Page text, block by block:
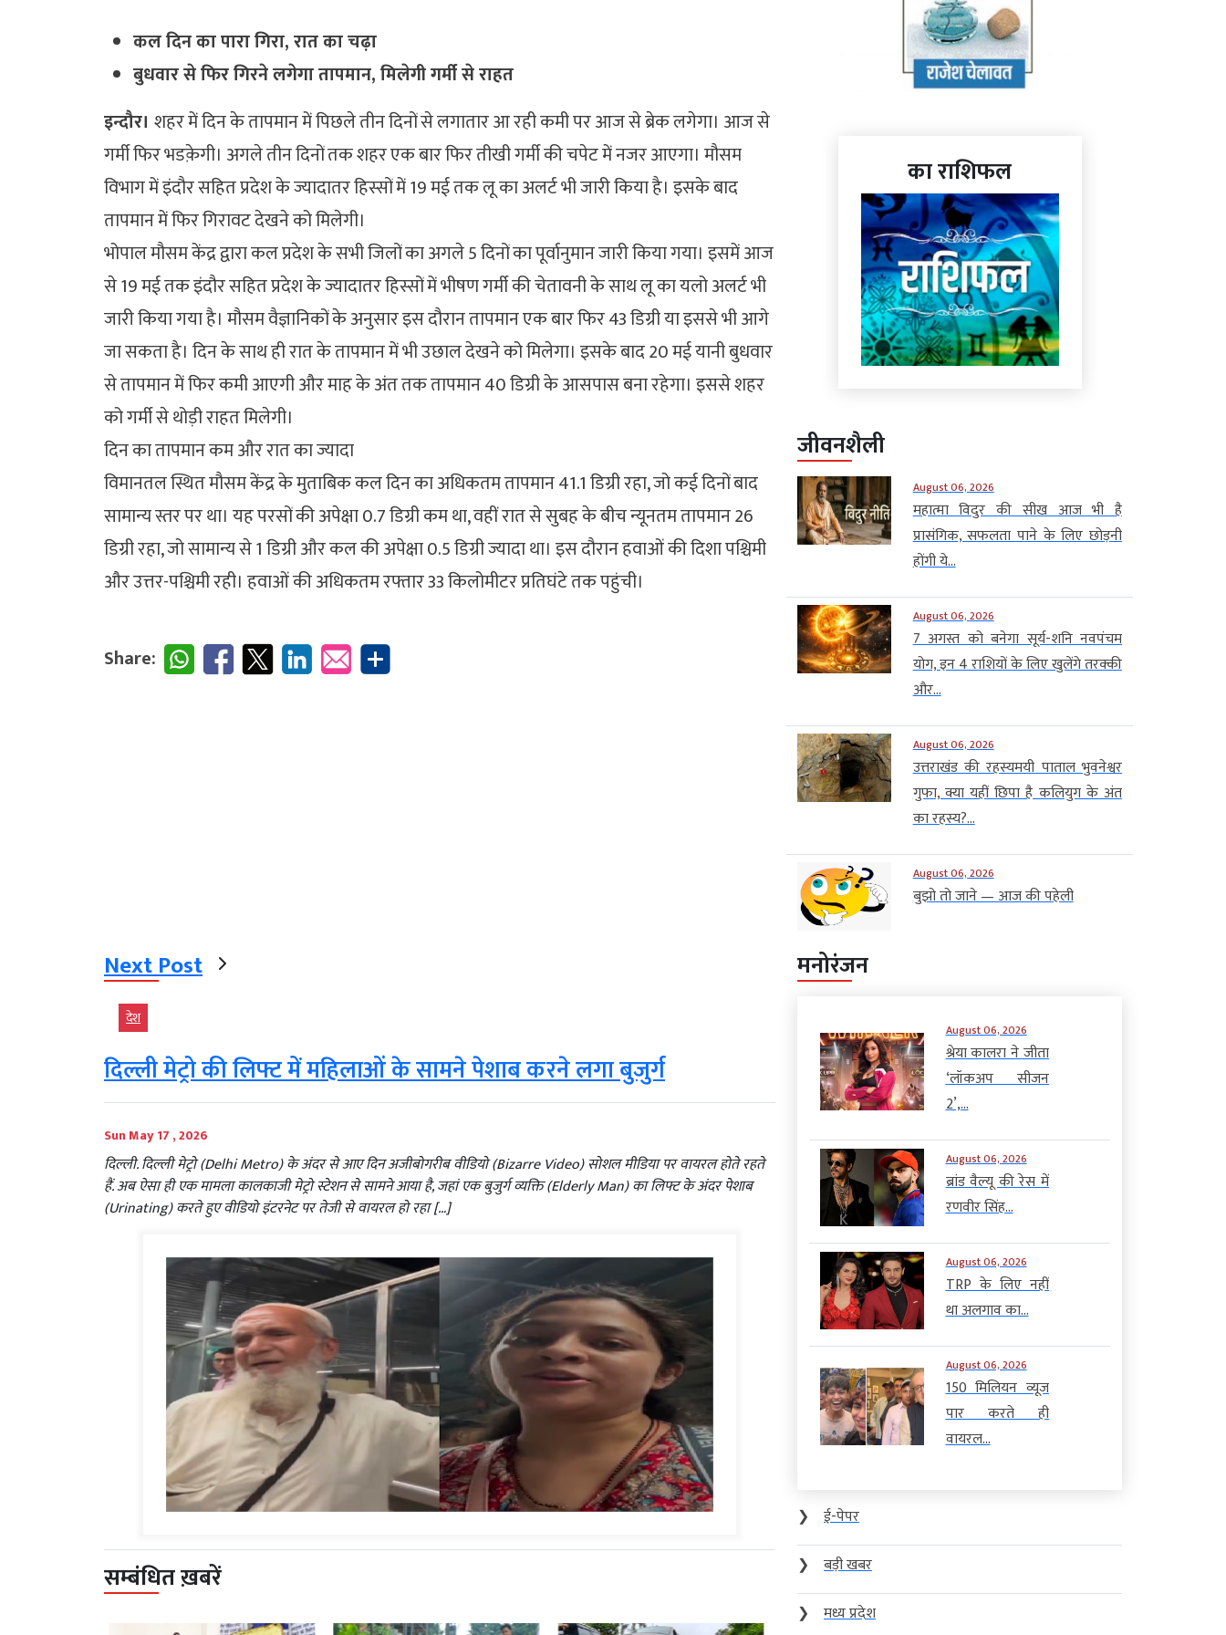
कल दिन का पारा गिरा, रात का चढ़ा
बुधवार से फिर गिरने लगेगा तापमान, मिलेगी गर्मी से राहत
इन्दौर। शहर में दिन के तापमान में पिछले तीन दिनों से लगातार आ रही कमी पर आज से ब्रेक लगेगा। आज से
गर्मी फिर भडक़ेगी। अगले तीन दिनों तक शहर एक बार फिर तीखी गर्मी की चपेट में नजर आएगा। मौसम
विभाग में इंदौर सहित प्रदेश के ज्यादातर हिस्सों में 19 मई तक लू का अलर्ट भी जारी किया है। इसके बाद
तापमान में फिर गिरावट देखने को मिलेगी।
भोपाल मौसम केंद्र द्वारा कल प्रदेश के सभी जिलों का अगले 5 दिनों का पूर्वानुमान जारी किया गया। इसमें आज
से 19 मई तक इंदौर सहित प्रदेश के ज्यादातर हिस्सों में भीषण गर्मी की चेतावनी के साथ लू का यलो अलर्ट भी
जारी किया गया है। मौसम वैज्ञानिकों के अनुसार इस दौरान तापमान एक बार फिर 43 डिग्री या इससे भी आगे
जा सकता है। दिन के साथ ही रात के तापमान में भी उछाल देखने को मिलेगा। इसके बाद 20 मई यानी बुधवार
से तापमान में फिर कमी आएगी और माह के अंत तक तापमान 40 डिग्री के आसपास बना रहेगा। इससे शहर
को गर्मी से थोड़ी राहत मिलेगी।
दिन का तापमान कम और रात का ज्यादा
विमानतल स्थित मौसम केंद्र के मुताबिक कल दिन का अधिकतम तापमान 41.1 डिग्री रहा, जो कई दिनों बाद
सामान्य स्तर पर था। यह परसों की अपेक्षा 0.7 डिग्री कम था, वहीं रात से सुबह के बीच न्यूनतम तापमान 26
डिग्री रहा, जो सामान्य से 1 डिग्री और कल की अपेक्षा 0.5 डिग्री ज्यादा था। इस दौरान हवाओं की दिशा पश्चिमी
और उत्तर-पश्चिमी रही। हवाओं की अधिकतम रफ्तार 33 किलोमीटर प्रतिघंटे तक पहुंची।
Share:
Next Post
देश
दिल्ली मेट्रो की लिफ्ट में महिलाओं के सामने पेशाब करने लगा बुजुर्ग
Sun May 17 , 2026
दिल्ली. दिल्ली मेट्रो (Delhi Metro) के अंदर से आए दिन अजीबोगरीब वीडियो (Bizarre Video) सोशल मीडिया पर वायरल होते रहते
हैं. अब ऐसा ही एक मामला कालकाजी मेट्रो स्टेशन से सामने आया है, जहां एक बुजुर्ग व्यक्ति (Elderly Man) का लिफ्ट के अंदर पेशाब
(Urinating) करते हुए वीडियो इंटरनेट पर तेजी से वायरल हो रहा […]
सम्बंधित ख़बरें
का राशिफल
जीवनशैली
August 06, 2026
महात्मा विदुर की सीख आज भी है
प्रासंगिक, सफलता पाने के लिए छोड़नी
होंगी ये...
August 06, 2026
7 अगस्त को बनेगा सूर्य-शनि नवपंचम
योग, इन 4 राशियों के लिए खुलेंगे तरक्की
और...
August 06, 2026
उत्तराखंड की रहस्यमयी पाताल भुवनेश्वर
गुफा, क्या यहीं छिपा है कलियुग के अंत
का रहस्य?...
August 06, 2026
बुझो तो जाने — आज की पहेली
मनोरंजन
August 06, 2026
श्रेया कालरा ने जीता
‘लॉकअप सीजन
2’,...
August 06, 2026
ब्रांड वैल्यू की रेस में
रणवीर सिंह...
August 06, 2026
TRP के लिए नहीं
था अलगाव का...
August 06, 2026
150 मिलियन व्यूज
पार करते ही
वायरल...
❯
ई-पेपर
❯
बड़ी खबर
❯
मध्य प्रदेश